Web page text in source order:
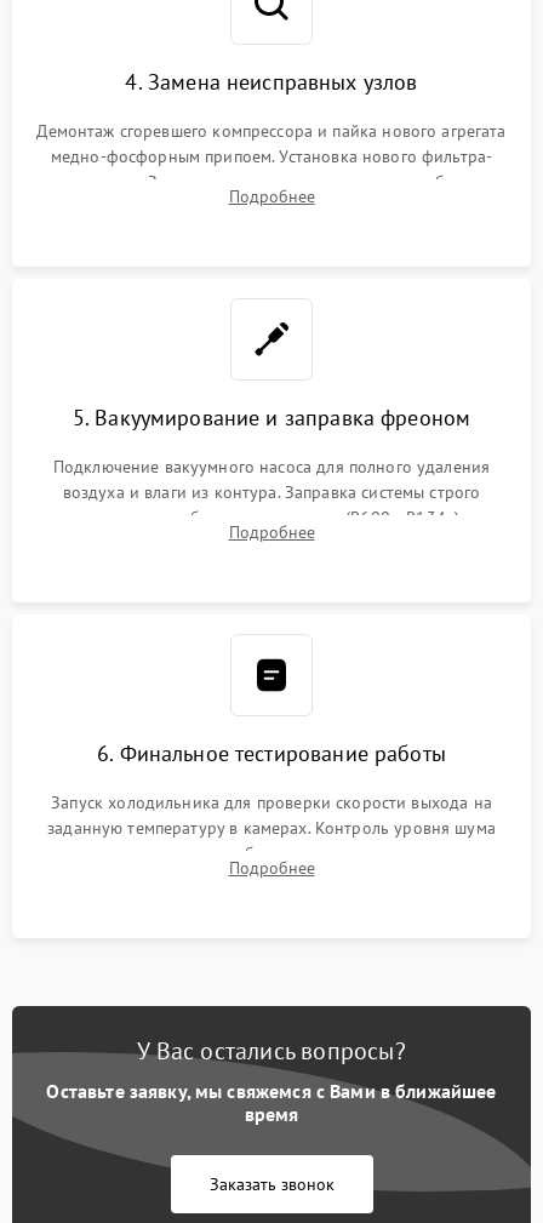
4. Замена неисправных узлов
Демонтаж сгоревшего компрессора и пайка нового агрегата
медно-фосфорным припоем. Установка нового фильтра-
осушителя. Замена изношенных вентиляторов обдува,
сломанных заслонок или поврежденных дверных петель.
Подробнее
5. Вакуумирование и заправка фреоном
Подключение вакуумного насоса для полного удаления
воздуха и влаги из контура. Заправка системы строго
дозированным объемом хладагента (R600a, R134a) по
электронным весам. Контроль рабочего давления в системе.
Подробнее
6. Финальное тестирование работы
Запуск холодильника для проверки скорости выхода на
заданную температуру в камерах. Контроль уровня шума
компрессора, отсутствия обмерзания стенок и корректного
срабатывания системы автоматической оттайки.
Подробнее
У Вас остались вопросы?
Оставьте заявку, мы свяжемся с Вами в ближайшее
время
Заказать звонок